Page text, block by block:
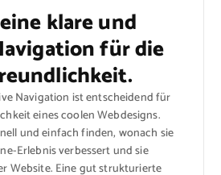
klare und
für die
Navigation ist entscheidend für
eines coolen Webdesigns.
und einfach finden, wonach sie
Erlebnis verbessert und sie
Website. Eine gut strukturierte